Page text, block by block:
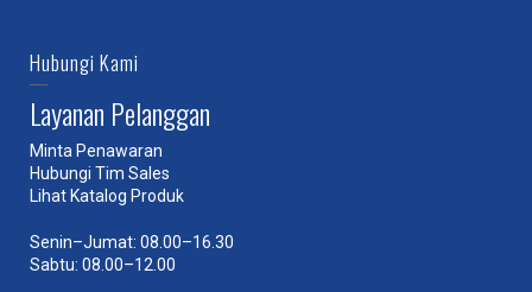
Hubungi Kami
Layanan Pelanggan
Minta Penawaran
Hubungi Tim Sales
Lihat Katalog Produk
Senin–Jumat: 08.00–16.30
Sabtu: 08.00–12.00